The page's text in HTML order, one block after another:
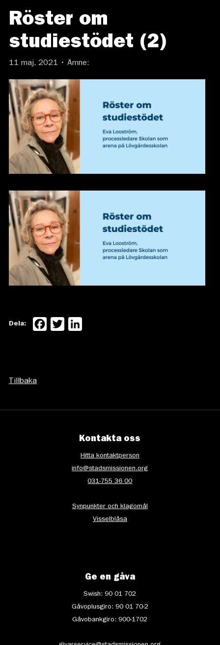
Röster om
studiestödet (2)
11 maj, 2021 • Ämne:
Dela: Facebook
Twitter
Tillbaka
Kontakta oss
Hitta kontaktperson
info@stadsmissionen.org
031-755 36 00
Synpunkter och klagomål
Visselblåsa
Ge en gåva
Swish: 90 01 702
Gåvoplusgiro: 90 01 70-2
Gåvobankgiro: 900-1702